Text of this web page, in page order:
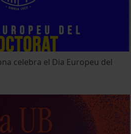
celebra el Dia Europeu del